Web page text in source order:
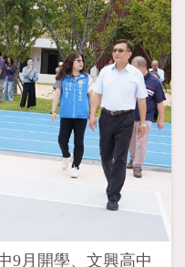
9月開學、文興高中